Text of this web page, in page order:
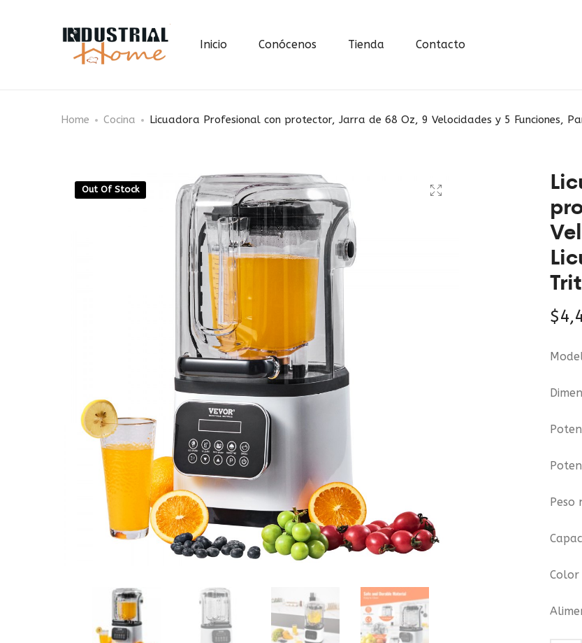
Inicio Conócenos Tienda Contacto
Home Cocina Licuadora Profesional con protector, Jarra de 68 Oz, 9 Velocidades y 5 Funciones,
Out Of Stock
$
Peso